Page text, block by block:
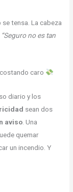
tensa. La cabeza
“Seguro no es tan
caro
diario y los
sean dos
aviso . Una
quemar
un incendio. Y